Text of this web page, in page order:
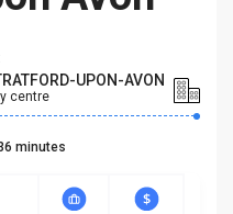
UPON-AVON
centre
minutes